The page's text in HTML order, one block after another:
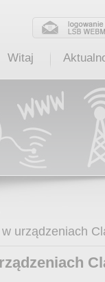
Witaj
urządzeniach